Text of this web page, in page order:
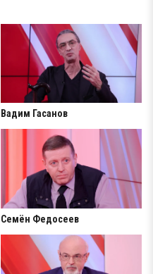
Вадим Гасанов
Семён Федосеев